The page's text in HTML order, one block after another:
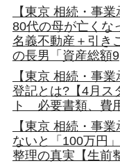
【東京 相続・事
80代の母が亡くな
名義不動産＋引き
の長男「資産総額
【東京 相続・事
登記とは?【4月ス
ト 必要書類、費
【東京 相続・事
ないと「100万円
整理の真実【生前